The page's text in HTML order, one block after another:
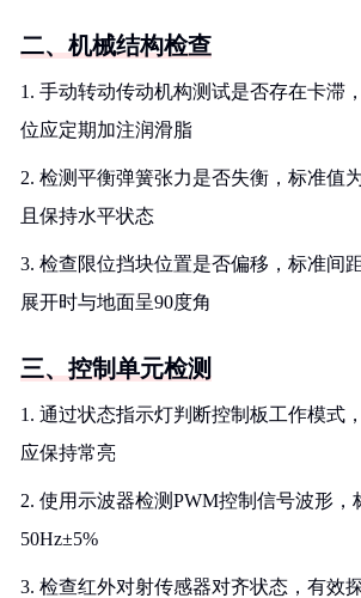
二、机械结构检查
1. 手动转动传动机构测试是否存在卡滞
位应定期加注润滑脂
2. 检测平衡弹簧张力是否失衡，标准值
且保持水平状态
3. 检查限位挡块位置是否偏移，标准间
展开时与地面呈90度角
三、控制单元检测
1. 通过状态指示灯判断控制板工作模式
应保持常亮
2. 使用示波器检测PWM控制信号波形，
50Hz±5%
3. 检查红外对射传感器对齐状态，有效